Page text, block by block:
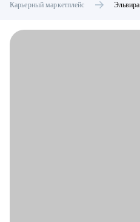
Карьерный маркетплейс Эльвира